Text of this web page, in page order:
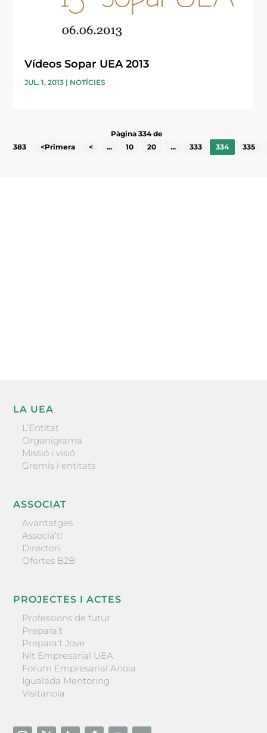
Vídeos Sopar UEA 2013
JUL. 1, 2013 | NOTÍCIES
Pàgina 334 de
383
<Primera < ... 10 20 ... 333 334 335
LA UEA
L’Entitat
Organigrama
Missió i visió
Gremis i entitats
ASSOCIAT
Avantatges
Associa’t!
Directori
Ofertes B2B
PROJECTES I ACTES
Professions de futur
Prepara’t
Prepara’t Jove
Nit Empresarial UEA
Forum Empresarial Anoia
Igualada Mentoring
Visitanoia